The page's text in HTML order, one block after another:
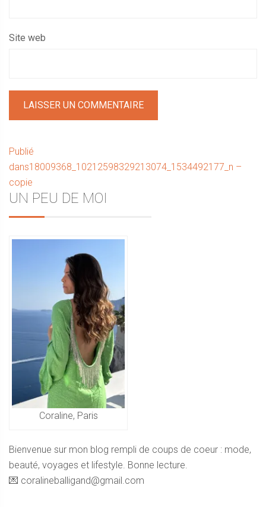
Site web
Navigation
de
l’article
Publié
dans18009368_10212598329213074_1534492177_n –
copie
Sidebar
UN PEU DE MOI
Coraline, Paris
Bienvenue sur mon blog rempli de coups de coeur : mode,
beauté, voyages et lifestyle. Bonne lecture.
💌 coralineballigand@gmail.com